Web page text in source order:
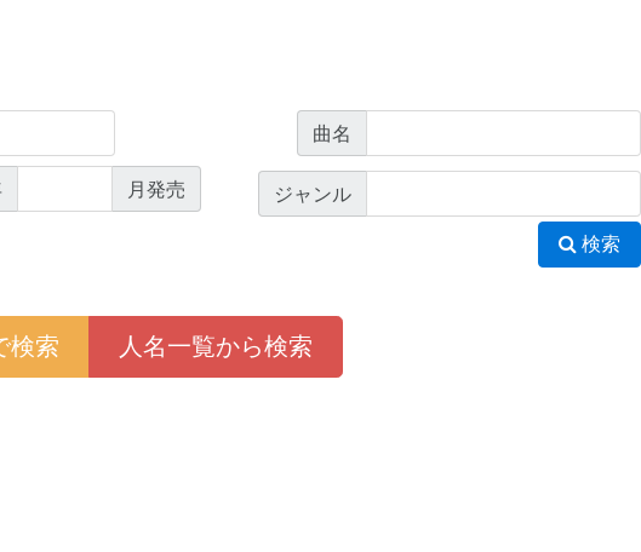
曲名
月発売 ジャンル
検索
検索 人名一覧から検索